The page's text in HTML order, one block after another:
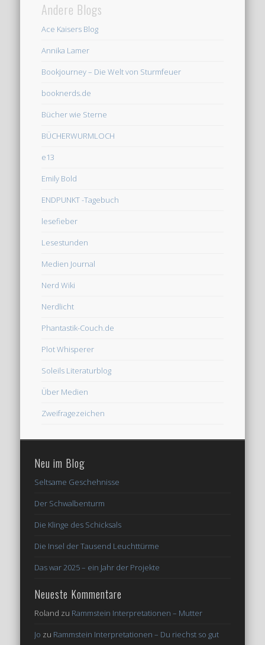
Andere Blogs
Ace Kaisers Blog
Annika Lamer
Bookjourney – Die Welt von Sturmfeuer
booknerds.de
Bücher wie Sterne
BÜCHERWURMLOCH
e13
Emily Bold
ENDPUNKT -Tagebuch
lesefieber
Lesestunden
Medien Journal
Nerd Wiki
Nerdlicht
Phantastik-Couch.de
Plot Whisperer
Soleils Literaturblog
Über Medien
Zweifragezeichen
Neu im Blog
Seltsame Geschehnisse
Der Schwalbenturm
Die Klinge des Schicksals
Die Insel der Tausend Leuchttürme
Das war 2025 – ein Jahr der Projekte
Neueste Kommentare
Roland zu Rammstein Interpretationen – Mutter
Jo zu Rammstein Interpretationen – Du riechst so gut